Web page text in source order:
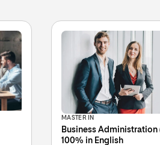
MASTER IN
Business Administration
100% in English